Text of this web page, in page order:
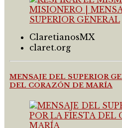
ClaretianosMX
claret.org
MENSAJE DEL SUPERIOR
DEL CORAZÓN DE MARÍA